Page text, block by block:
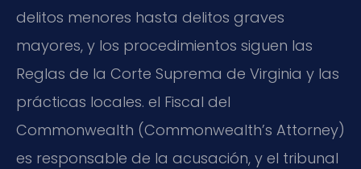
delitos menores hasta delitos graves
mayores, y los procedimientos siguen las
Reglas de la Corte Suprema de Virginia y las
prácticas locales. el Fiscal del
Commonwealth (Commonwealth’s Attorney)
es responsable de la acusación, y el tribunal